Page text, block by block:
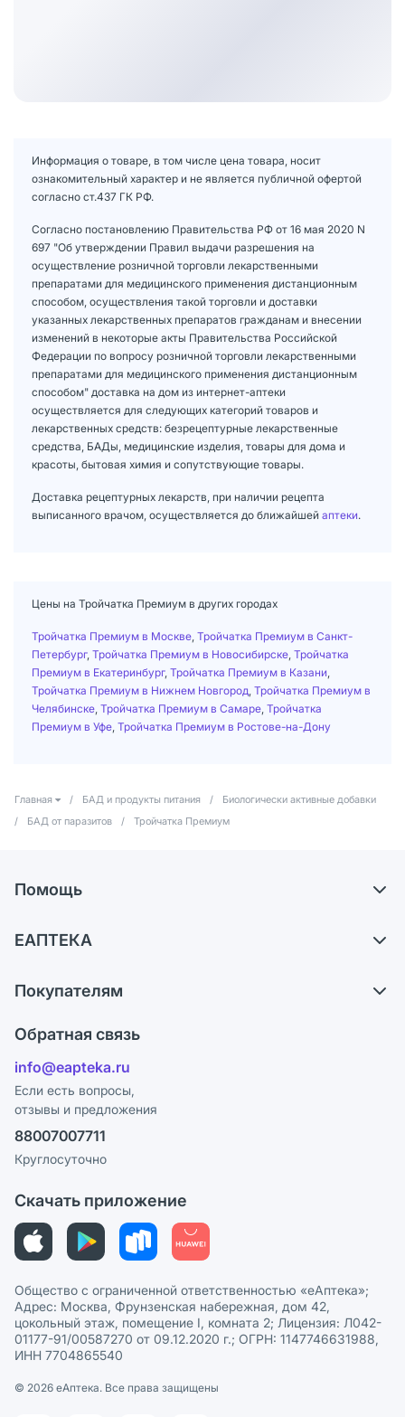
Информация о товаре, в том числе цена товара, носит
ознакомительный характер и не является публичной офертой
согласно ст.437 ГК РФ.
Согласно постановлению Правительства РФ от 16 мая 2020 N
697 "Об утверждении Правил выдачи разрешения на
осуществление розничной торговли лекарственными
препаратами для медицинского применения дистанционным
способом, осуществления такой торговли и доставки
указанных лекарственных препаратов гражданам и внесении
изменений в некоторые акты Правительства Российской
Федерации по вопросу розничной торговли лекарственными
препаратами для медицинского применения дистанционным
способом" доставка на дом из интернет-аптеки
осуществляется для следующих категорий товаров и
лекарственных средств: безрецептурные лекарственные
средства, БАДы, медицинские изделия, товары для дома и
красоты, бытовая химия и сопутствующие товары.
Доставка рецептурных лекарств, при наличии рецепта
выписанного врачом, осуществляется до ближайшей аптеки.
Цены на Тройчатка Премиум в других городах
Тройчатка Премиум в Москве Тройчатка Премиум в Санкт-
Петербург, Тройчатка Премиум в Новосибирске Тройчатка
Премиум в Екатеринбург, Тройчатка Премиум в Казани
Тройчатка Премиум в Нижнем Новгород Тройчатка Премиум в
Челябинске Тройчатка Премиум в Самаре Тройчатка
Премиум в Уфе Тройчатка Премиум в Ростове-на-Дону
Главная / БАД и продукты питания /
Биологически активные добавки
/
БАД от паразитов / Тройчатка Премиум
Помощь
Самовывоз из аптек
Ответы на вопросы
Блог
ЕАПТЕКА
Карьера
Поставщики
Лицензия
Реклама на сайте
Ваши товары на ЕАПТЕКЕ
Покупателям
Программа СберСпасибо
Политика конфиденциальности
Пользовательское соглашение
Политика рекомендаций
Этика и соответствие
Политика в отношении обработки персональных данных
Обратная связь
info@eapteka.ru
Если есть вопросы,
отзывы и предложения
88007007711
Круглосуточно
Скачать приложение
Общество с ограниченной ответственностью «еАптека»;
Адрес: Москва, Фрунзенская набережная, дом 42,
цокольный этаж, помещение I, комната 2; Лицензия: Л042-
01177-91/00587270 от 09.12.2020 г.; ОГРН: 1147746631988,
ИНН 7704865540
© 2026 eАптека. Все права защищены